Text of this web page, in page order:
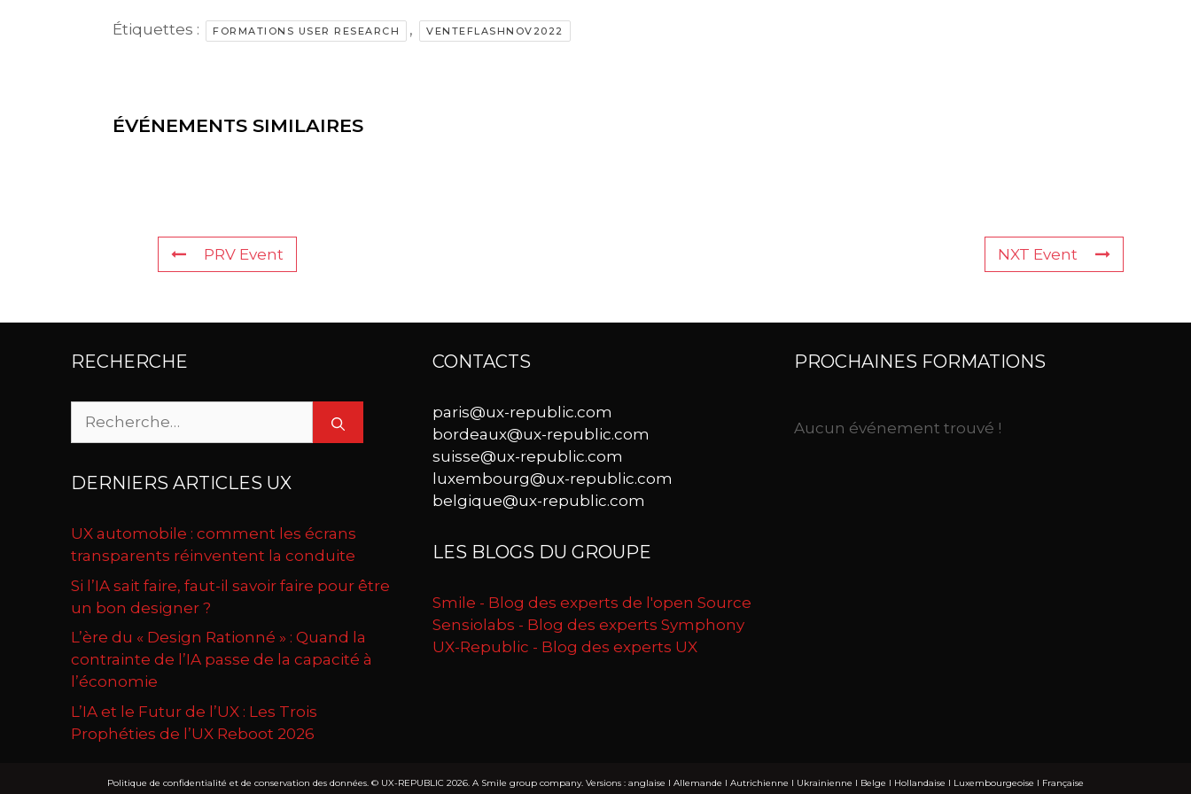
Étiquettes : FORMATIONS USER RESEARCH , VENTEFLASHNOV2022
ÉVÉNEMENTS SIMILAIRES
PRV Event NXT Event
RECHERCHE
Rechercher :
DERNIERS ARTICLES UX
UX automobile : comment les écrans
transparents réinventent la conduite
Si l’IA sait faire, faut-il savoir faire pour être
un bon designer ?
L’ère du « Design Rationné » : Quand la
contrainte de l’IA passe de la capacité à
l’économie
L’IA et le Futur de l’UX : Les Trois
Prophéties de l’UX Reboot 2026
CONTACTS
paris@ux-republic.com
bordeaux@ux-republic.com
suisse@ux-republic.com
luxembourg@ux-republic.com
belgique@ux-republic.com
LES BLOGS DU GROUPE
Smile - Blog des experts de l'open Source
Sensiolabs - Blog des experts Symphony
UX-Republic - Blog des experts UX
PROCHAINES FORMATIONS
Aucun événement trouvé !
Politique de confidentialité et de conservation des données. © UX-REPUBLIC 2026. A Smile group company. Versions : anglaise I Allemande I Autrichienne I Ukrainienne I Belge I Hollandaise I Luxembourgeoise I Française